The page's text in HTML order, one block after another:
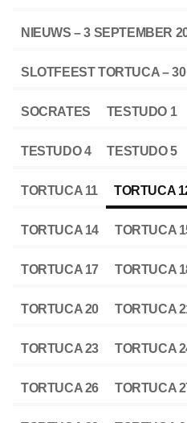
NIEUWS – 3 SEPTEMBER
SLOTFEEST TORTUCA –
SOCRATES TESTUDO 1
TESTUDO 4 TESTUDO 5
TORTUCA 11 TORTUCA
TORTUCA 14 TORTUCA
TORTUCA 17 TORTUCA
TORTUCA 20 TORTUCA
TORTUCA 23 TORTUCA
TORTUCA 26 TORTUCA